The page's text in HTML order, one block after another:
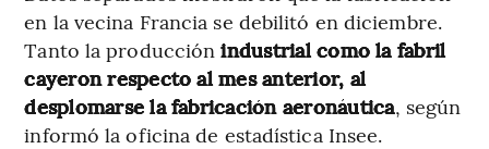
en la vecina Francia se debilitó en diciembre.
Tanto la producciónindustrial como la fabril
cayeron respecto al mes anterior, al
desplomarse la fabricación aeronáutica, según
informó la oficina de estadística Insee.